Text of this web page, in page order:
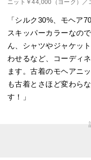
ニット￥44,000（ヨーク）
「シルク30%、モヘア
スキッパーカラーなの
ん、シャツやジャケッ
わせるなど、コーディ
ます。古着のモヘアニ
も古着とさほど変わら
す！」